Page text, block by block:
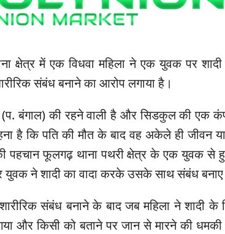
क्षेत्र में एक विधवा महिला ने एक युवक पर
संबंध बनाने का आरोप लगाया है।
बंगाल) की रहने वाली है और सिडकुल की एक
है कि पति की मौत के बाद वह अकेले ही जीवन
पहचान फूलगढ़ थाना पथरी क्षेत्र के एक युवक से
युवक ने शादी का वादा करके उसके साथ संबंध
संबंध बनाने के बाद जब महिला ने शादी के
और किसी को बताने पर जान से मारने की